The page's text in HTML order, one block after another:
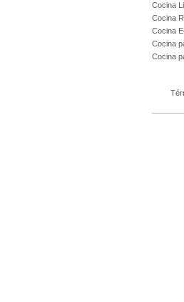
Cocina
Cocina
Cocina
Cocina
Cocina